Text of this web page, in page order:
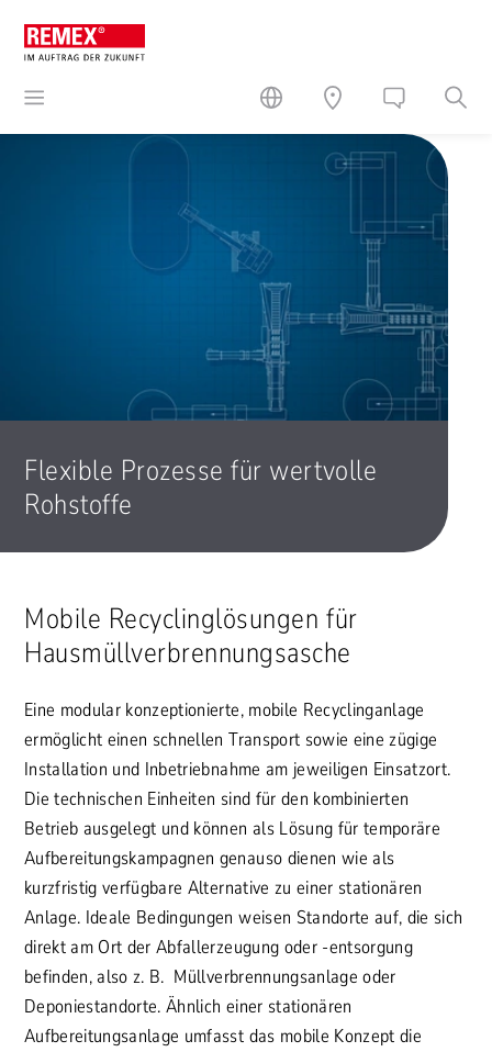
Flexible Prozesse für wertvolle
Rohstoffe
Mobile Recyclinglösungen für
Hausmüllverbrennungsasche
Eine modular konzeptionierte, mobile Recyclinganlage
ermöglicht einen schnellen Transport sowie eine zügige
Installation und Inbetriebnahme am jeweiligen Einsatzort.
Die technischen Einheiten sind für den kombinierten
Betrieb ausgelegt und können als Lösung für temporäre
Aufbereitungskampagnen genauso dienen wie als
kurzfristig verfügbare Alternative zu einer stationären
Anlage. Ideale Bedingungen weisen Standorte auf, die sich
direkt am Ort der Abfallerzeugung oder -entsorgung
befinden, also z. B. Müllverbrennungsanlage oder
Deponiestandorte. Ähnlich einer stationären
Aufbereitungsanlage umfasst das mobile Konzept die